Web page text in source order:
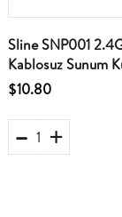
Sline SNP001
Kablosuz Sunum
$10.80